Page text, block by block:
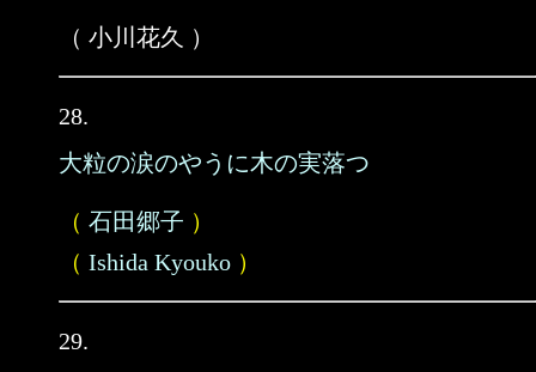
（ 小川花久 ）
28.
大粒の涙のやうに木の実落つ
（ 石田郷子 ）
（ Ishida Kyouko ）
29.